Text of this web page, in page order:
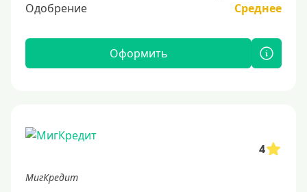
Одобрение
Среднее
Оформить
4
МигКредит